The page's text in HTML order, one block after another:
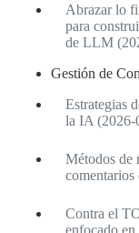
Abrazar lo
para
de LLM
Gestión de
Estrategias
la IA (2026-
Métodos de
Contra el
enfocado